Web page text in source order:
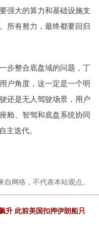
强大的算力和基础设施支
所有努力，最终都要回归
步整合底盘域的问题，丁
户角度，这一定是一个明
还是无人驾驶场景，用户
舱、智驾和底盘系统协同
迭代。
网络，不代表本站观点。
升 此前美国扣押伊朗船只